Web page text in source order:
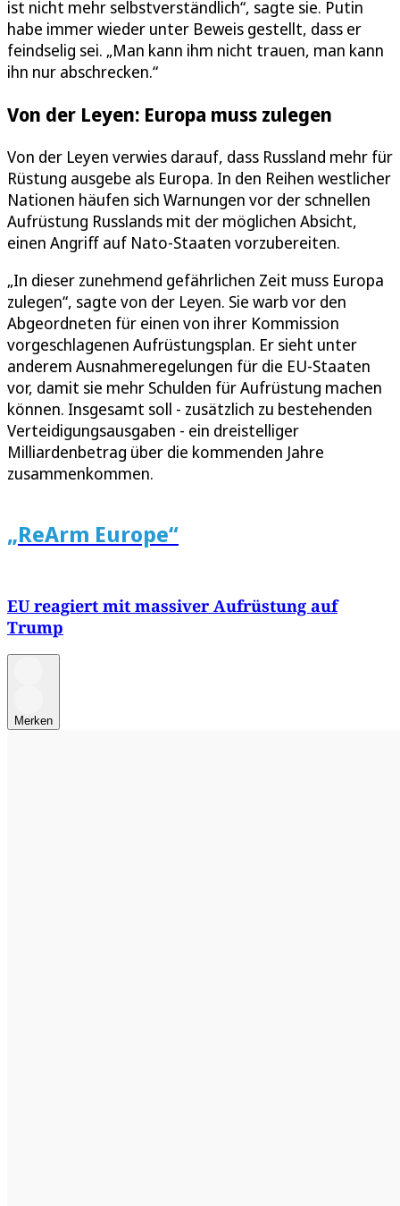
ist nicht mehr selbstverständlich“, sagte sie. Putin
habe immer wieder unter Beweis gestellt, dass er
feindselig sei. „Man kann ihm nicht trauen, man kann
ihn nur abschrecken.“
Von der Leyen: Europa muss zulegen
Von der Leyen verwies darauf, dass Russland mehr für
Rüstung ausgebe als Europa. In den Reihen westlicher
Nationen häufen sich Warnungen vor der schnellen
Aufrüstung Russlands mit der möglichen Absicht,
einen Angriff auf Nato-Staaten vorzubereiten.
„In dieser zunehmend gefährlichen Zeit muss Europa
zulegen“, sagte von der Leyen. Sie warb vor den
Abgeordneten für einen von ihrer Kommission
vorgeschlagenen Aufrüstungsplan. Er sieht unter
anderem Ausnahmeregelungen für die EU-Staaten
vor, damit sie mehr Schulden für Aufrüstung machen
können. Insgesamt soll - zusätzlich zu bestehenden
Verteidigungsausgaben - ein dreistelliger
Milliardenbetrag über die kommenden Jahre
zusammenkommen.
„ReArm Europe“
EU reagiert mit massiver Aufrüstung auf
Trump
Merken